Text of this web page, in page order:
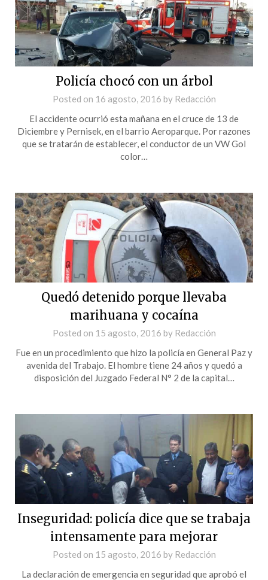
Policía chocó con un árbol
Posted on 16 agosto, 2016 by Redacción
El accidente ocurrió esta mañana en el cruce de 13 de
Diciembre y Pernisek, en el barrio Aeroparque. Por razones
que se tratarán de establecer, el conductor de un VW Gol
color…
Quedó detenido porque llevaba
marihuana y cocaína
Posted on 15 agosto, 2016 by Redacción
Fue en un procedimiento que hizo la policía en General Paz y
avenida del Trabajo. El hombre tiene 24 años y quedó a
disposición del Juzgado Federal N° 2 de la capital…
Inseguridad: policía dice que se trabaja
intensamente para mejorar
Posted on 15 agosto, 2016 by Redacción
La declaración de emergencia en seguridad que aprobó el